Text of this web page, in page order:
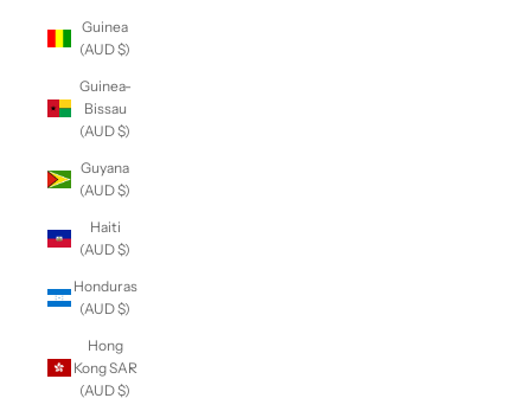
Guinea
(AUD $)
Guinea-
Bissau
(AUD $)
Guyana
(AUD $)
Haiti
(AUD $)
Honduras
(AUD $)
Hong
Kong SAR
(AUD $)